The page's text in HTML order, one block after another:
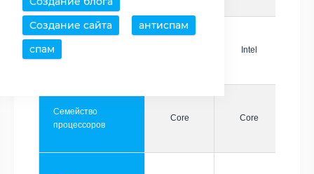
Создание сайта
антиспам
спамПроизводитель Intel
Семейство
процессоров
Core Core